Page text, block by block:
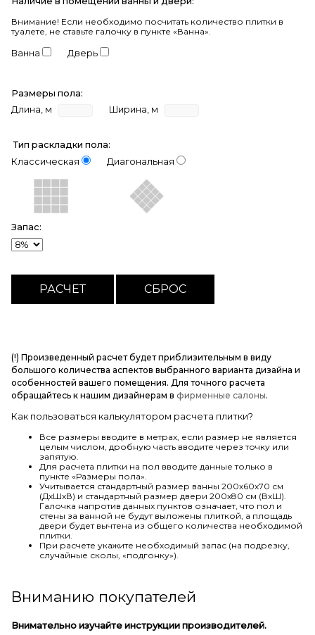
Внимание! Если необходимо посчитать количество плитки в
туалете, не ставьте галочку в пункте «Ванна».
Ванна Дверь
Размеры пола:
Длина, м
Ширина, м
Тип раскладки пола:
Классическая
Диагональная
Запас:
(!) Произведенный расчет будет приблизительным в виду
большого количества аспектов выбранного варианта дизайна и
особенностей вашего помещения. Для точного расчета
обращайтесь к нашим дизайнерам в фирменные салоны.
Как пользоваться калькулятором расчета плитки?
Все размеры вводите в метрах, если размер не является
целым числом, дробную часть вводите через точку или
запятую.
Для расчета плитки на пол вводите данные только в
пункте «Размеры пола».
Учитывается стандартный размер ванны 200х60х70 см
(ДхШхВ) и стандартный размер двери 200х80 см (ВхШ).
Галочка напротив данных пунктов означает, что пол и
стены за ванной не будут выложены плиткой, а площадь
двери будет вычтена из общего количества необходимой
плитки.
При расчете укажите необходимый запас (на подрезку,
случайные сколы, «подгонку»).
Вниманию покупателей
Внимательно изучайте инструкции производителей.